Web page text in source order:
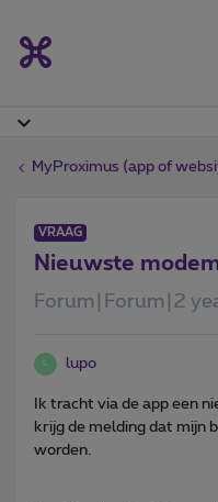
MyProximus (app of
VRAAG
Nieuwste
Forum|Forum|2
L lupo
Ik tracht via de app een
krijg de melding dat mijn
worden.